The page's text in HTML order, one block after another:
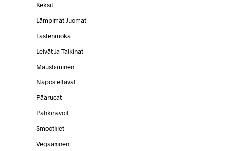
Keksit
Lämpimät Juomat
Lastenruoka
Leivät Ja Taikinat
Maustaminen
Naposteltavat
Pääruoat
Pähkinävoit
Smoothiet
Vegaaninen